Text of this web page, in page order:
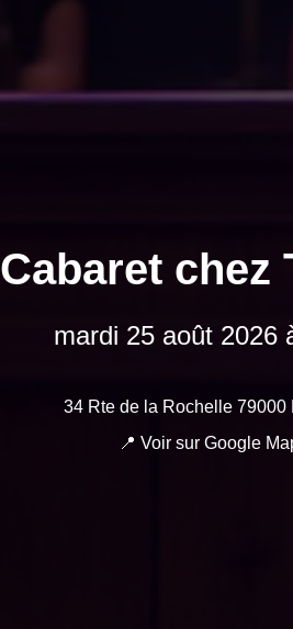
Cabaret chez
mardi 25 août 2026
34 Rte de la Rochelle 79000
📍 Voir sur Google